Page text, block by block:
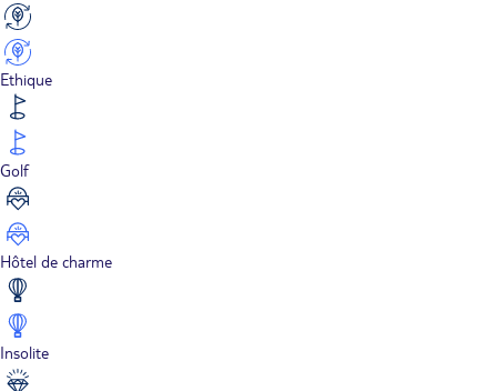
Ethique
Golf
Hôtel de charme
Insolite